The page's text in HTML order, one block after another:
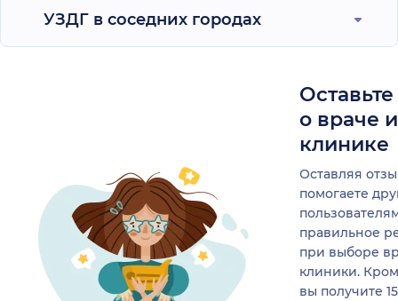
УЗДГ в соседних городах
о враче
клинике
Оставляя
помогаете
правильное
при выборе
клиники.
вы получите